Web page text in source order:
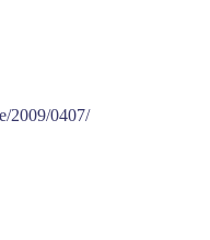
2009/0407/